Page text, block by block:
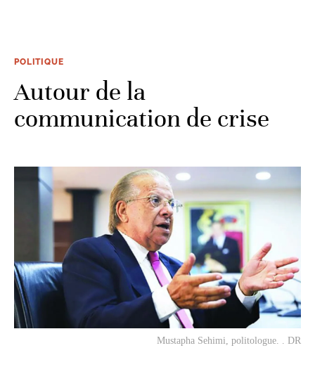
POLITIQUE
Autour de la
communication de crise
Mustapha Sehimi, politologue. . DR